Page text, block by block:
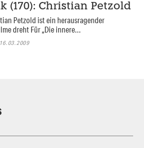
(170): Christian Petzold
Petzold ist ein herausragender
dreht Für „Die innere...
16.03.2009